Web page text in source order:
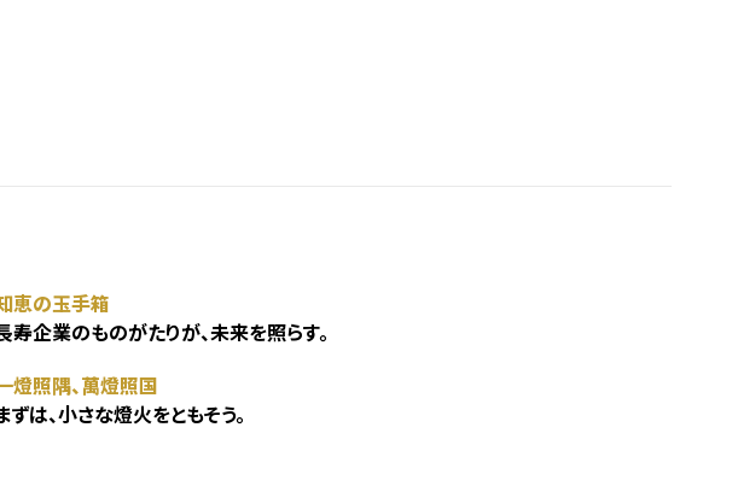
恵の玉手箱
寿企業のものがたりが、未来を照らす。
燈照隅、萬燈照国
ずは、小さな燈火をともそう。